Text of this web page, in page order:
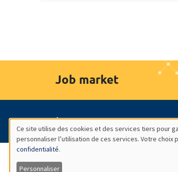
Job market
À propos Nos engagements
Utilisation
Ce site utilise des cookies et des services tiers pour
personnaliser l’utilisation de ces services. Votre
confidentialité.
Personnaliser